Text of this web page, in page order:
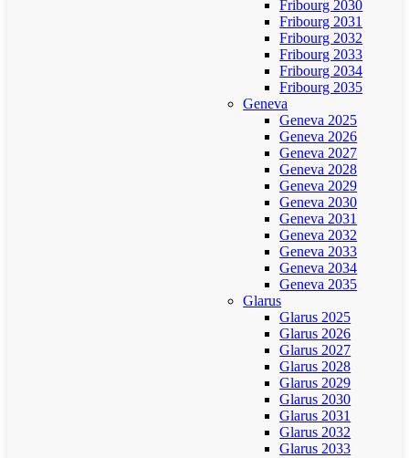
Fribourg 2030
Fribourg 2031
Fribourg 2032
Fribourg 2033
Fribourg 2034
Fribourg 2035
Geneva
Geneva 2025
Geneva 2026
Geneva 2027
Geneva 2028
Geneva 2029
Geneva 2030
Geneva 2031
Geneva 2032
Geneva 2033
Geneva 2034
Geneva 2035
Glarus
Glarus 2025
Glarus 2026
Glarus 2027
Glarus 2028
Glarus 2029
Glarus 2030
Glarus 2031
Glarus 2032
Glarus 2033